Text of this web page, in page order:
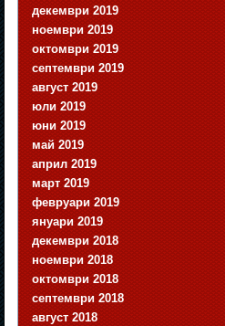
декември 2019
ноември 2019
октомври 2019
септември 2019
август 2019
юли 2019
юни 2019
май 2019
април 2019
март 2019
февруари 2019
януари 2019
декември 2018
ноември 2018
октомври 2018
септември 2018
август 2018